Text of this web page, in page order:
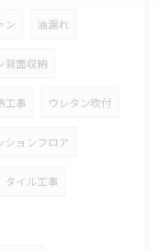
ン 油漏れ
背面収納
工事 ウレタン吹付
ションフロア
タイル工事